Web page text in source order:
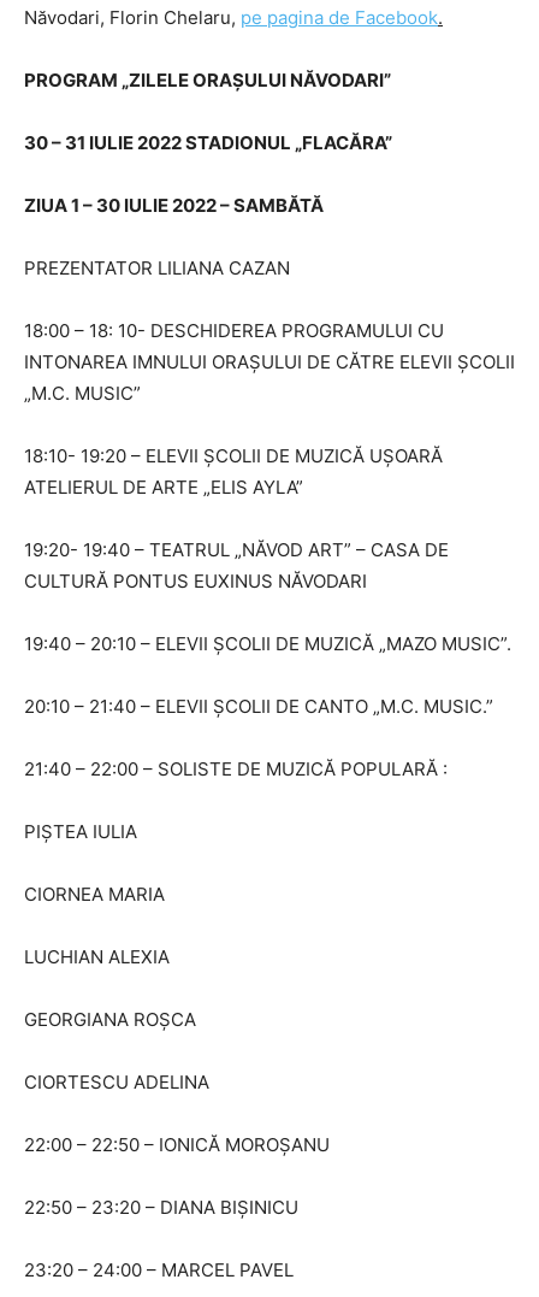
Năvodari, Florin Chelaru, pe pagina de Facebook.
PROGRAM „ZILELE ORAȘULUI NĂVODARI”
30 – 31 IULIE 2022 STADIONUL „FLACĂRA”
ZIUA 1 – 30 IULIE 2022 – SAMBĂTĂ
PREZENTATOR LILIANA CAZAN
18:00 – 18: 10- DESCHIDEREA PROGRAMULUI CU
INTONAREA IMNULUI ORAȘULUI DE CĂTRE ELEVII ȘCOLII
„M.C. MUSIC”
18:10- 19:20 – ELEVII ȘCOLII DE MUZICĂ UȘOARĂ
ATELIERUL DE ARTE „ELIS AYLA”
19:20- 19:40 – TEATRUL „NĂVOD ART” – CASA DE
CULTURĂ PONTUS EUXINUS NĂVODARI
19:40 – 20:10 – ELEVII ȘCOLII DE MUZICĂ „MAZO MUSIC”.
20:10 – 21:40 – ELEVII ȘCOLII DE CANTO „M.C. MUSIC.”
21:40 – 22:00 – SOLISTE DE MUZICĂ POPULARĂ :
PIȘTEA IULIA
CIORNEA MARIA
LUCHIAN ALEXIA
GEORGIANA ROȘCA
CIORTESCU ADELINA
22:00 – 22:50 – IONICĂ MOROȘANU
22:50 – 23:20 – DIANA BIȘINICU
23:20 – 24:00 – MARCEL PAVEL